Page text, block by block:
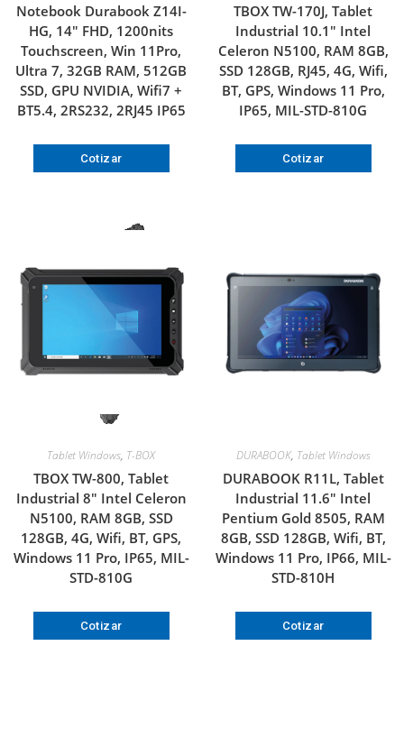
Notebook Durabook Z14I-
HG, 14″ FHD, 1200nits
Touchscreen, Win 11Pro,
Ultra 7, 32GB RAM, 512GB
SSD, GPU NVIDIA, Wifi7 +
BT5.4, 2RS232, 2RJ45 IP65
Cotizar
TBOX TW-170J, Tablet
Industrial 10.1″ Intel
Celeron N5100, RAM 8GB,
SSD 128GB, RJ45, 4G, Wifi,
BT, GPS, Windows 11 Pro,
IP65, MIL-STD-810G
Cotizar
Tablet Windows, T-BOX
TBOX TW-800, Tablet
Industrial 8″ Intel Celeron
N5100, RAM 8GB, SSD
128GB, 4G, Wifi, BT, GPS,
Windows 11 Pro, IP65, MIL-
STD-810G
Cotizar
DURABOOK, Tablet Windows
DURABOOK R11L, Tablet
Industrial 11.6″ Intel
Pentium Gold 8505, RAM
8GB, SSD 128GB, Wifi, BT,
Windows 11 Pro, IP66, MIL-
STD-810H
Cotizar